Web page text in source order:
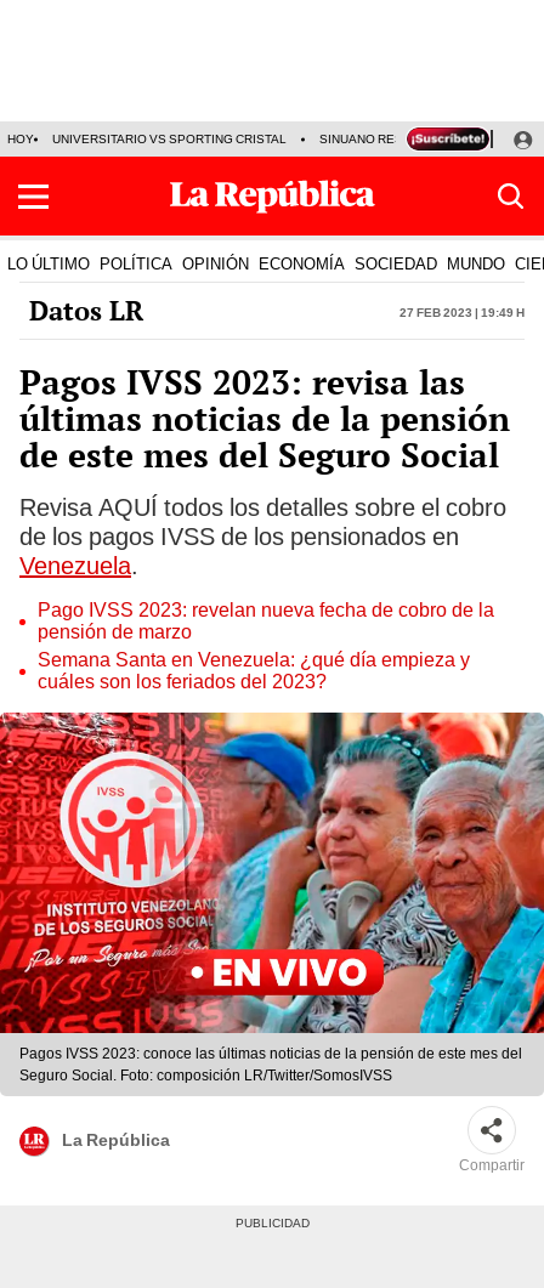
HOY UNIVERSITARIO VS SPORTING CRISTAL SINUANO RESULTADOS HOY
LO ÚLTIMO POLÍTICA OPINIÓN ECONOMÍA SOCIEDAD MUNDO
Datos LR 27 Feb 2023 | 19:49 h
Pagos IVSS 2023: revisa las
últimas noticias de la pensión
de este mes del Seguro Social
Revisa AQUÍ todos los detalles sobre el cobro
de los pagos IVSS de los pensionados en
Venezuela.
Pago IVSS 2023: revelan nueva fecha de cobro de la
pensión de marzo
Semana Santa en Venezuela: ¿qué día empieza y
cuáles son los feriados del 2023?
Pagos IVSS 2023: conoce las últimas noticias de la pensión de este mes del
Seguro Social. Foto: composición LR/Twitter/SomosIVSS
La República
Compartir